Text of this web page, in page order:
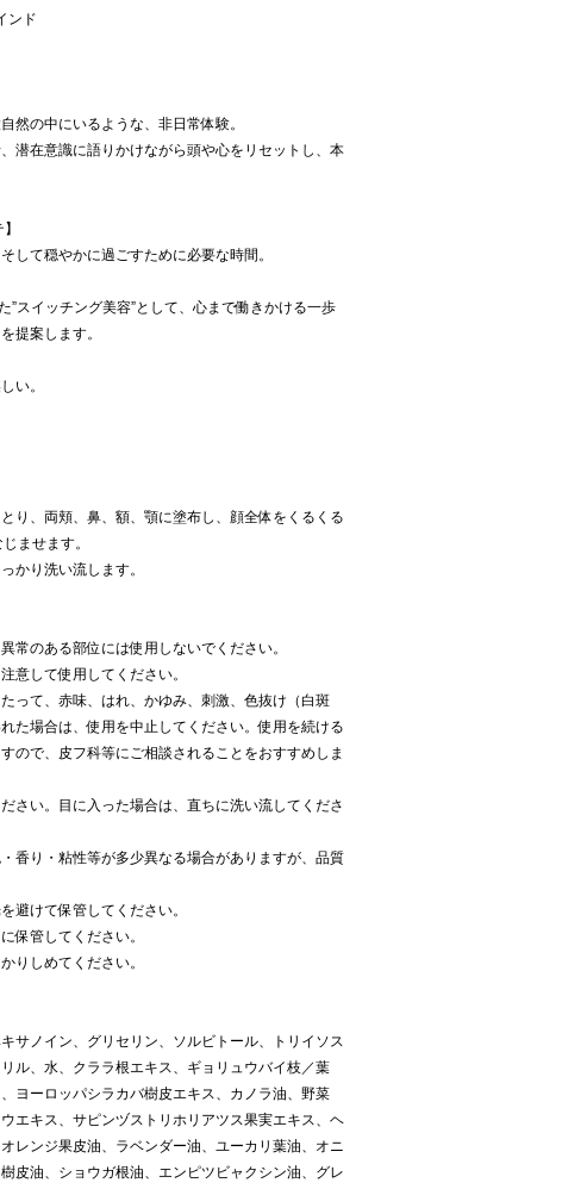
ンド
然の中にいるような、非日常体験。
潜在意識に語りかけながら頭や心をリセットし、本
して穏やかに過ごすために必要な時間。
”スイッチング美容”として、心まで働きかける一歩
提案します。
い。
り、両頬、鼻、額、顎に塗布し、顔全体をくるくる
ませます。
かり洗い流します。
常のある部位には使用しないでください。
意して使用してください。
って、赤味、はれ、かゆみ、刺激、色抜け（白斑
た場合は、使用を中止してください。使用を続ける
ので、皮フ科等にご相談されることをおすすめしま
さい。目に入った場合は、直ちに洗い流してくださ
香り・粘性等が多少異なる場合がありますが、品質
避けて保管してください。
保管してください。
りしめてください。
サノイン、グリセリン、ソルビトール、トリイソス
ル、水、クララ根エキス、ギョリュウバイ枝／葉
ヨーロッパシラカバ樹皮エキス、カノラ油、野菜
エキス、サピンヅストリホリアツス果実エキス、ヘ
レンジ果皮油、ラベンダー油、ユーカリ葉油、オニ
皮油、ショウガ根油、エンピツビャクシン油、グレ